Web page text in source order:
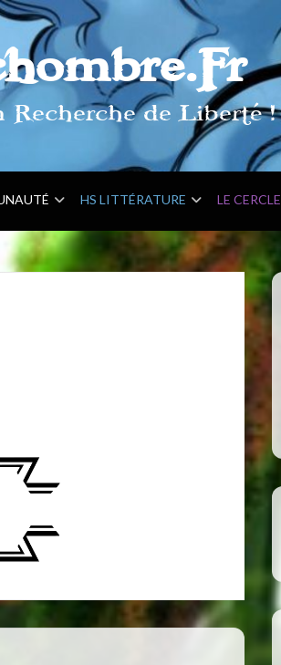
Recherche de Liberté !
HS LITTÉRATURE LE CERCLE